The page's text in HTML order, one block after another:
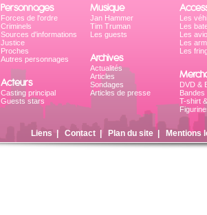
Personnages
Forces de l'ordre
Criminels
Sources d'informations
Justice
Proches
Autres personnages
Acteurs
Casting principal
Guests stars
Musique
Jan Hammer
Tim Truman
Les guests
Archives
Actualités
Articles
Sondages
Articles de presse
Les
Les
Les
Les
Les
DVD &
T-shirt
Liens Contact| Plan du site| Mentions